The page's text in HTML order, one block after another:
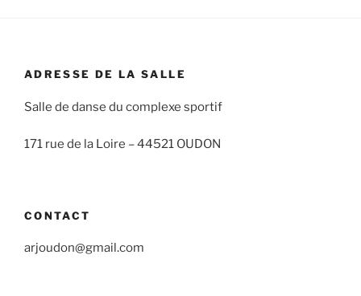
ADRESSE DE LA SALLE
Salle de danse du complexe sportif
171 rue de la Loire –44521 OUDON
CONTACT
arjoudon@gmail.com